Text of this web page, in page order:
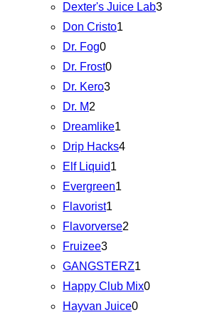
Dexter's Juice Lab3
Don Cristo1
Dr. Fog0
Dr. Frost0
Dr. Kero3
Dr. M2
Dreamlike1
Drip Hacks4
Elf Liquid1
Evergreen1
Flavorist1
Flavorverse2
Fruizee3
GANGSTERZ1
Happy Club Mix0
Hayvan Juice0